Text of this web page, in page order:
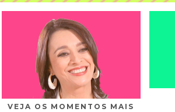
VEJA OS MOMENTOS MAIS